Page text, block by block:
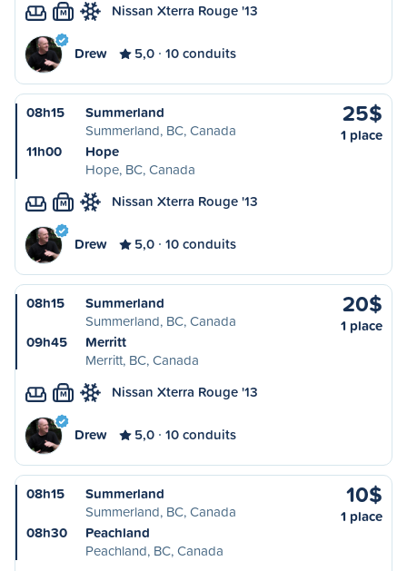
M Nissan Xterra Rouge '13
Drew 5,0 10 conduits
08h15
Summerland
Summerland, BC, Canada
11h00
Hope
Hope, BC, Canada
25$
1 place
M Nissan Xterra Rouge '13
Drew 5,0 10 conduits
08h15
Summerland
Summerland, BC, Canada
09h45
Merritt
Merritt, BC, Canada
20$
1 place
M Nissan Xterra Rouge '13
Drew 5,0 10 conduits
08h15
Summerland
Summerland, BC, Canada
08h30
Peachland
Peachland, BC, Canada
10$
1 place